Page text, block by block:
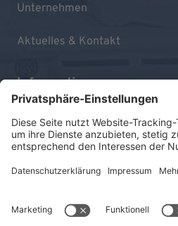
Unternehmen
Aktuelles & Kontakt
Informationen
Impressum